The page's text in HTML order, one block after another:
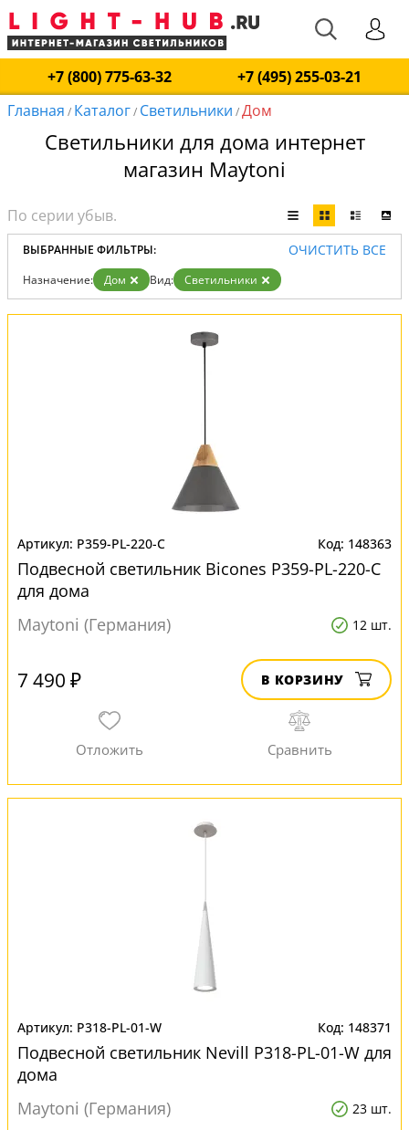
+7 (800) 775-63-32
+7 (495) 255-03-21
Главная / Каталог/ Светильники /Дом
Светильники для дома интернет
магазин Maytoni
ВЫБРАННЫЕ ФИЛЬТРЫ: ОЧИСТИТЬ ВСЕ
Назначение: Дом Вид: Светильники
P359-PL-220-C 148363
Подвесной светильник Bicones P359-PL-220-C
для дома
Maytoni (Германия)
12 шт.
7 490 ₽ В КОРЗИНУ
P318-PL-01-W 148371
Подвесной светильник Nevill P318-PL-01-W для
дома
Maytoni (Германия)
23 шт.